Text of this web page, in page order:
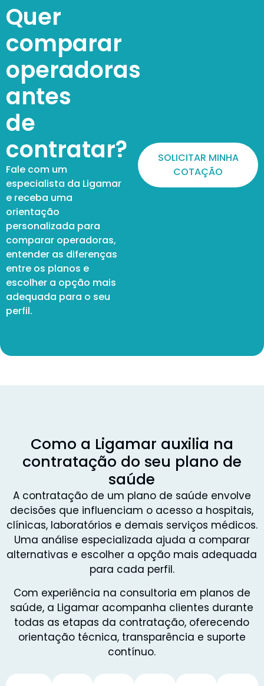
Quer
comparar
operadoras
antes
de
contratar?
Fale com um
especialista da Ligamar
e receba uma
orientação
personalizada para
comparar operadoras,
entender as diferenças
entre os planos e
escolher a opção mais
adequada para o seu
perfil.
SOLICITAR MINHA
COTAÇÃO
Como a Ligamar auxilia na
contratação do seu plano de
saúde
A contratação de um plano de saúde envolve
decisões que influenciam o acesso a hospitais,
clínicas, laboratórios e demais serviços médicos.
Uma análise especializada ajuda a comparar
alternativas e escolher a opção mais adequada
para cada perfil.
Com experiência na consultoria em planos de
saúde, a Ligamar acompanha clientes durante
todas as etapas da contratação, oferecendo
orientação técnica, transparência e suporte
contínuo.